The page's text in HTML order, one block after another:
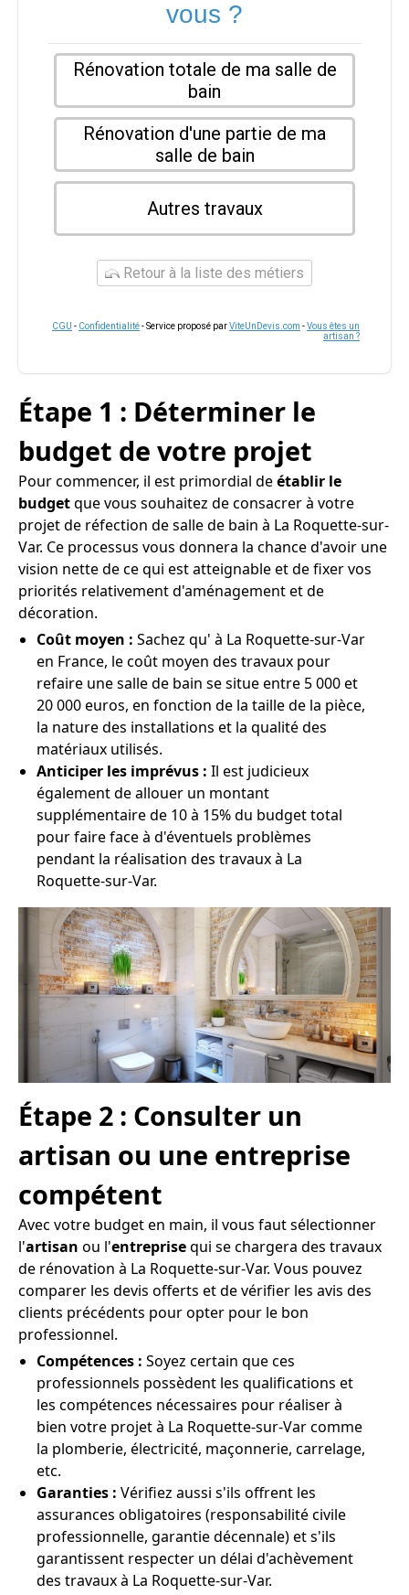
vous ?
Rénovation totale de ma salle de
bain
Rénovation d'une partie de ma
salle de bain
Autres travaux
Retour à la liste des métiers
CGU - Confidentialité- Service proposé parViteUnDevis.com -Vous êtes un
artisan ?
Étape 1 : Déterminer le
budget de votre projet
Pour commencer, il est primordial deétablir le
budgetque vous souhaitez de consacrer à votre
projet de réfection de salle de bain à La Roquette-sur-
Var. Ce processus vous donnera la chance d'avoir une
vision nette de ce qui est atteignable et de fixer vos
priorités relativement d'aménagement et de
décoration.
Coût moyen : Sachez qu' à La Roquette-sur-Var
en France, le coût moyen des travaux pour
refaire une salle de bain se situe entre 5 000 et
20 000 euros, en fonction de la taille de la pièce,
la nature des installations et la qualité des
matériaux utilisés.
Anticiper les imprévus : Il est judicieux
également de allouer un montant
supplémentaire de 10 à 15% du budget total
pour faire face à d'éventuels problèmes
pendant la réalisation des travaux à La
Roquette-sur-Var.
Étape 2 : Consulter un
artisan ou une entreprise
compétent
Avec votre budget en main, il vous faut sélectionner
l'artisan ou l'entreprisequi se chargera des travaux
de rénovation à La Roquette-sur-Var. Vous pouvez
comparer les devis offerts et de vérifier les avis des
clients précédents pour opter pour le bon
professionnel.
Compétences : Soyez certain que ces
professionnels possèdent les qualifications et
les compétences nécessaires pour réaliser à
bien votre projet à La Roquette-sur-Var comme
la plomberie, électricité, maçonnerie, carrelage,
etc.
Garanties : Vérifiez aussi s'ils offrent les
assurances obligatoires (responsabilité civile
professionnelle, garantie décennale) et s'ils
garantissent respecter un délai d'achèvement
des travaux à La Roquette-sur-Var.